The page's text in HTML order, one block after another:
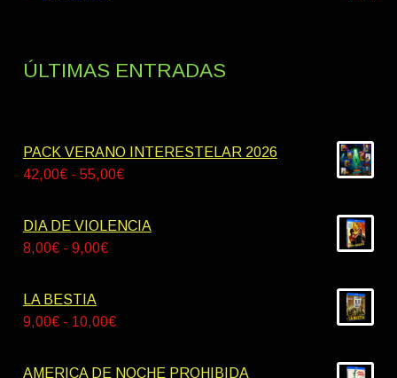
ÚLTIMAS ENTRADAS
PACK VERANO INTERESTELAR 2026
42,00€ - 55,00€Rango
precios:
DIA DE VIOLENCIA
8,00€ - 9,00€Rango
desde
LA BESTIA
9,00€ - 10,00€Rango
precios:
AMERICA DE NOCHE PROHIBIDA